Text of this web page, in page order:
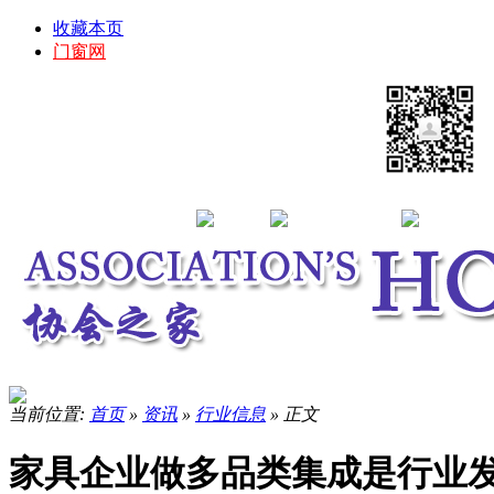
收藏本页
门窗网
当前位置: 首页» 资讯 » 行业信息 » 正文
家具企业做多品类集成是行业